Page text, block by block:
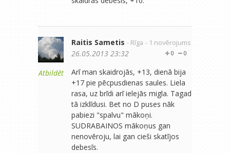
Atbildēt
Raitis Sametis - Rīga - 1 novērojums
0
0
26.05.2013 23:32
Arī man skaidrojās, +13, dienā bija
+17 pie pēcpusdienas saules. Liela
rasa, uz brīdi arī ielejās migla. Tagad
tā izklīdusi. Bet no D puses nāk
pabiezi "spalvu" mākoņi.
SUDRABAINOS mākoņus gan
nenovēroju, lai gan cieši skatījos
debesīs.